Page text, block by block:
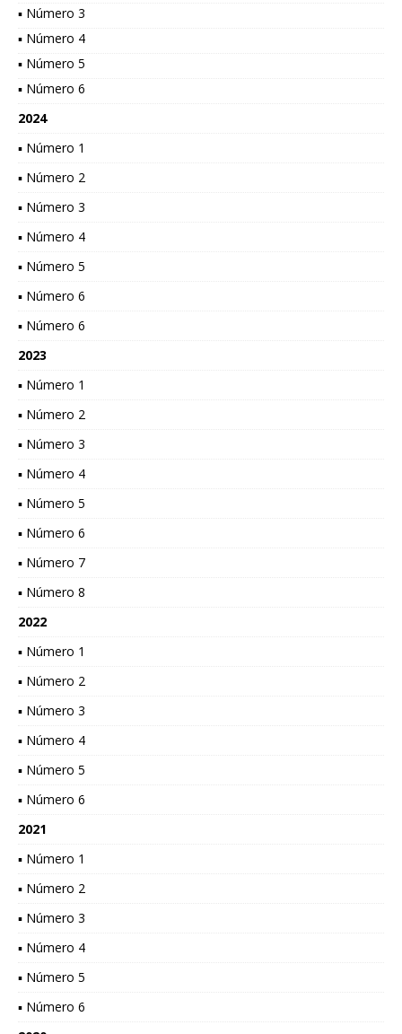
▪ Número 3
▪ Número 4
▪ Número 5
▪ Número 6
2024
▪ Número 1
▪ Número 2
▪ Número 3
▪ Número 4
▪ Número 5
▪ Número 6
▪ Número 6
2023
▪ Número 1
▪ Número 2
▪ Número 3
▪ Número 4
▪ Número 5
▪ Número 6
▪ Número 7
▪ Número 8
2022
▪ Número 1
▪ Número 2
▪ Número 3
▪ Número 4
▪ Número 5
▪ Número 6
2021
▪ Número 1
▪ Número 2
▪ Número 3
▪ Número 4
▪ Número 5
▪ Número 6